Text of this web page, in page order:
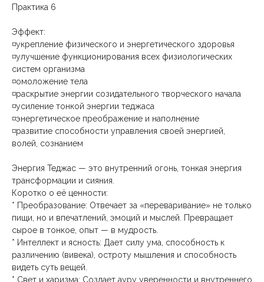
Практика 6
Эффект:
◽укрепление физического и энергетического здоровья
◽улучшение функционирования всех физиологических
систем организма
◽омоложение тела
◽раскрытие энергии созидательного творческого начала
◽усиление тонкой энергии теджаса
◽энергетическое преображение и наполнение
◽развитие способности управления своей энергией,
волей, сознанием
Энергия Теджас — это внутренний огонь, тонкая энергия
трансформации и сияния.
Коротко о её ценности:
* Преобразование: Отвечает за «переваривание» не только
пищи, но и впечатлений, эмоций и мыслей. Превращает
сырое в тонкое, опыт — в мудрость.
* Интеллект и ясность: Дает силу ума, способность к
различению (вивека), остроту мышления и способность
видеть суть вещей.
* Свет и харизма: Создает ауру уверенности и внутреннего